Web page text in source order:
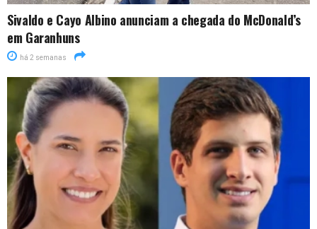
Sivaldo e Cayo Albino anunciam a chegada do McDonald’s
em Garanhuns
há 2 semanas